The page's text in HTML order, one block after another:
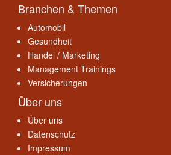
Branchen & Themen
Automobil
Gesundheit
Handel / Marketing
Management Trainings
Versicherungen
Über uns
Über uns
Datenschutz
Impressum